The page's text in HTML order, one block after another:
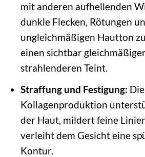
mit anderen aufhellenden
dunkle Flecken, Rötungen
ungleichmäßigen Hautton
einen sichtbar
strahlenderen Teint.
Straffung und Festigung:
Kollagenproduktion
der Haut, mildert feine
verleiht dem Gesicht eine
Kontur.